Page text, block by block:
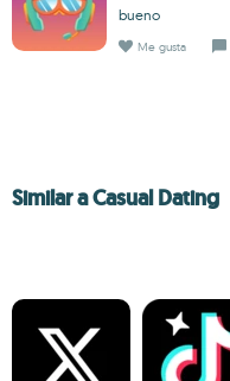
bueno
Me gusta
Similar a Casual Dating